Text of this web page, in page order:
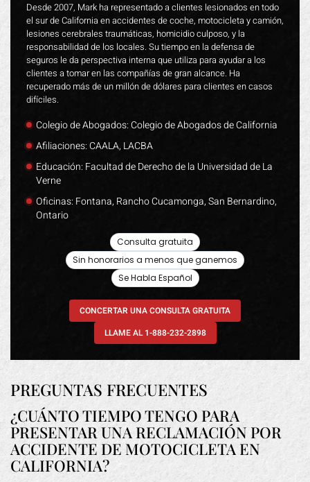
Desde 2007, Mark ha representado a clientes lesionados en todo
el sur de California en accidentes de coche, motocicleta y camión,
lesiones cerebrales traumáticas, homicidio culposo, y la
responsabilidad de los locales. Su tiempo en la defensa de
seguros le da perspectiva interna que utiliza para ayudar a los
clientes a tomar en las compañías de gran alcance. Ha
recuperado más de un millón de dólares para clientes en casos
difíciles.
Colegio de Abogados: Colegio de Abogados de California
Afiliaciones: CAALA, LACBA
Educación: Facultad de Derecho de la Universidad de La
Verne
Oficinas: Fontana, Rancho Cucamonga, San Bernardino,
Ontario
Consulta gratuita
Sin honorarios a menos que ganemos
Se Habla Español
CONCERTAR UNA CONSULTA GRATUITA
LLAME AL 1-888-232-2898
PREGUNTAS FRECUENTES
¿CUÁNTO TIEMPO TENGO PARA
PRESENTAR UNA RECLAMACIÓN POR
ACCIDENTE DE MOTOCICLETA EN
CALIFORNIA?